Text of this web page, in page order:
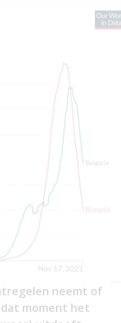
neemt of
moment het